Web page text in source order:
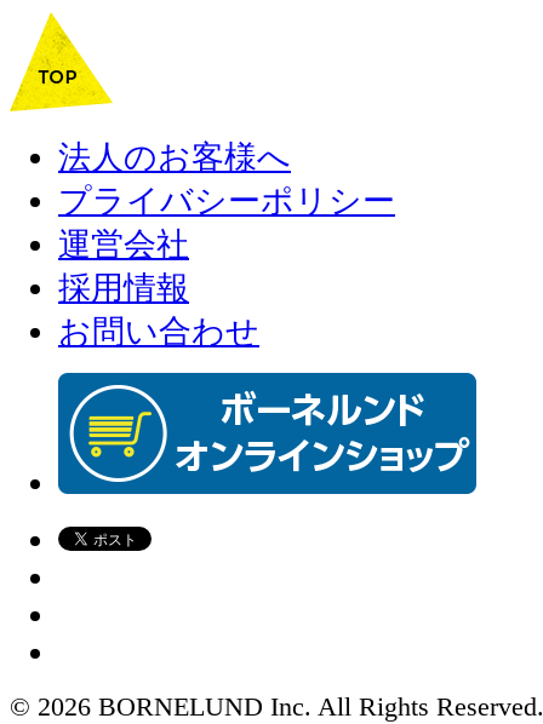
法人のお客様へ
プライバシーポリシー
運営会社
採用情報
お問い合わせ
© 2026 BORNELUND Inc. All Rights Reserved.